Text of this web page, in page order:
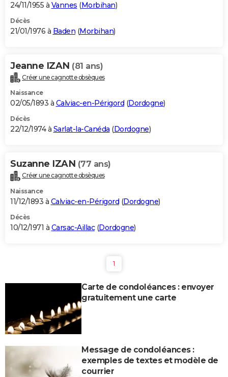
24/11/1955 à Vannes (Morbihan)
Décès
21/01/1976 à Baden (Morbihan)
Jeanne IZAN (81 ans)
Créer une cagnotte obsèques
Naissance
02/05/1893 à Calviac-en-Périgord (Dordogne)
Décès
22/12/1974 à Sarlat-la-Canéda (Dordogne)
Suzanne IZAN (77 ans)
Créer une cagnotte obsèques
Naissance
11/12/1893 à Calviac-en-Périgord (Dordogne)
Décès
10/12/1971 à Carsac-Aillac(Dordogne)
1
Carte de condoléances : envoyer
gratuitement une carte
Message de condoléances :
exemples de textes et modèle de
courrier